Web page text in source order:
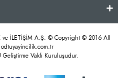
ve İLETİŞİM A.Ş. © Copyright © 2016-All
Geliştirme Vakfı Kuruluşudur.